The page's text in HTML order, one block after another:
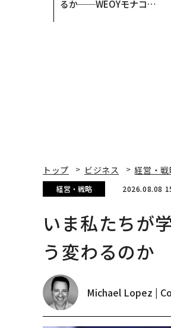
るか──WEOYモナコで
トップ ビジネス 経営・戦
経営・戦略 2026.08.08
いま私たちが
う変わるのか
Michael Lopez |